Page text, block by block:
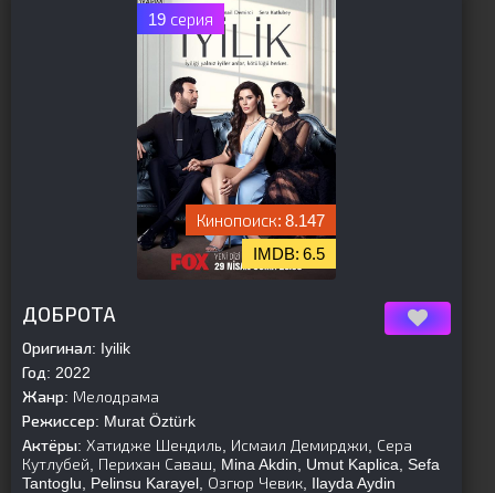
19 серия
8.147
6.5
ДОБРОТА
Оригинал: Iyilik
Год: 2022
Жанр: Мелодрама
Режиссер: Murat Öztürk
Актёры: Хатидже Шендиль, Исмаил Демирджи, Сера
Кутлубей, Перихан Саваш, Mina Akdin, Umut Kaplica, Sefa
Tantoglu, Pelinsu Karayel, Озгюр Чевик, Ilayda Aydin